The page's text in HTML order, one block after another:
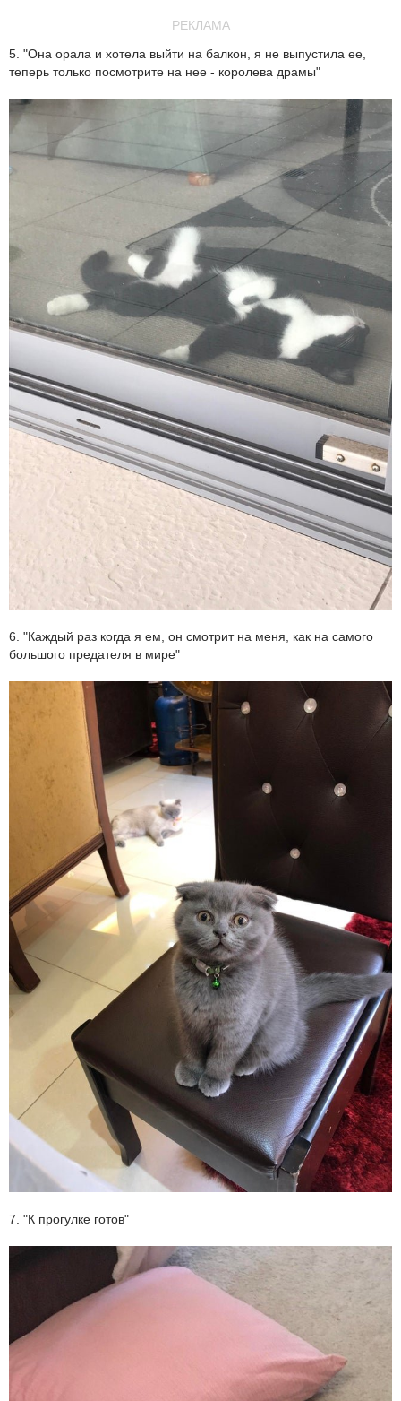
РЕКЛАМА
5. "Она орала и хотела выйти на балкон, я не выпустила ее,
теперь только посмотрите на нее - королева драмы"
6. "Каждый раз когда я ем, он смотрит на меня, как на самого
большого предателя в мире"
7. "К прогулке готов"